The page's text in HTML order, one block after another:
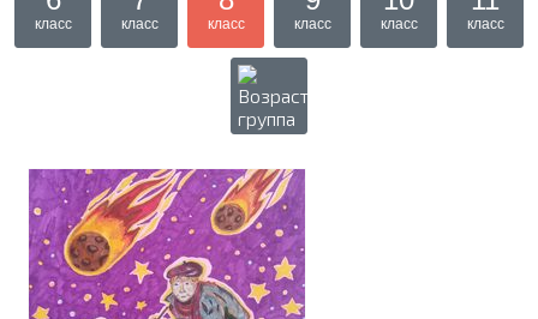
класс класс класс класс класс класс